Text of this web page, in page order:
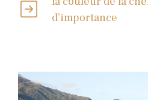
d’importance